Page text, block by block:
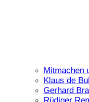
Mitmachen
Klaus de
Gerhard